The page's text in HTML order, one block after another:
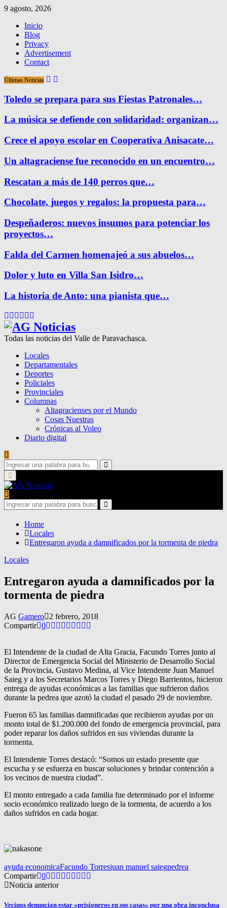
9 agosto, 2026
Inicio
Blog
Privacy
Advertisement
Contact
Últimas Noticias
Toledo se prepara para sus Fiestas Patronales…
La música se defiende con solidaridad: organizan…
Crece el apoyo escolar en Cooperativa Anisacate…
Un altagraciense fue reconocido en un encuentro…
Rescatan a más de 140 perros que…
Chocolate, juegos y regalos: la propuesta para…
Despeñaderos: nuevos insumos para potenciar los
proyectos…
Falda del Carmen homenajeó a sus abuelos…
Dolor y luto en Villa San Isidro…
La historia de Anto: una pianista que…
Facebook
Twitter
Instagram
Pinterest
Google
Todas las noticias del Valle de Paravachasca.
Locales
Departamentales
Deportes
Policiales
Provinciales
Columnas
Altagracienses por el Mundo
Cosas Nuestras
Crónicas al Voleo
Diario digital
Search
for:
Search
Primary
Menu
Search
for:
Search
Home
Locales
Entregaron ayuda a damnificados por la tormenta de piedra
Locales
Entregaron ayuda a damnificados por la
tormenta de piedra
AG Gamero
2 febrero, 2018
Compartir 0
El Intendente de la ciudad de Alta Gracia, Facundo Torres junto al
Director de Emergencia Social del Ministerio de Desarrollo Social
de la Provincia, Gustavo Medina, al Vice Intendente Juan Manuel
Saieg y a los Secretarios Marcos Torres y Diego Barrientos, hicieron
entrega de ayudas económicas a las familias que sufrieron daños
durante la pedrea que azotó la ciudad el pasado 29 de noviembre.
Fueron 65 las familias damnificadas que recibieron ayudas por un
monto total de $1.200.000 del fondo de emergencia provincial, para
poder reparar los daños sufridos en sus viviendas durante la
tormenta.
El Intendente Torres destacó: “Somos un estado presente que
escucha y se esfuerza en buscar soluciones y brindar contención a
los vecinos de nuestra ciudad”.
El monto entregado a cada familia fue determinado por el informe
socio económico realizado luego de la tormenta, de acuerdo a los
daños sufridos en cada hogar.
ayuda economicaFacundo Torresjuan manuel saiegpedrea
Compartir 0
Noticia anterior
Vecinos denuncian estar «prisioneros en sus casas» por una obra inconclusa